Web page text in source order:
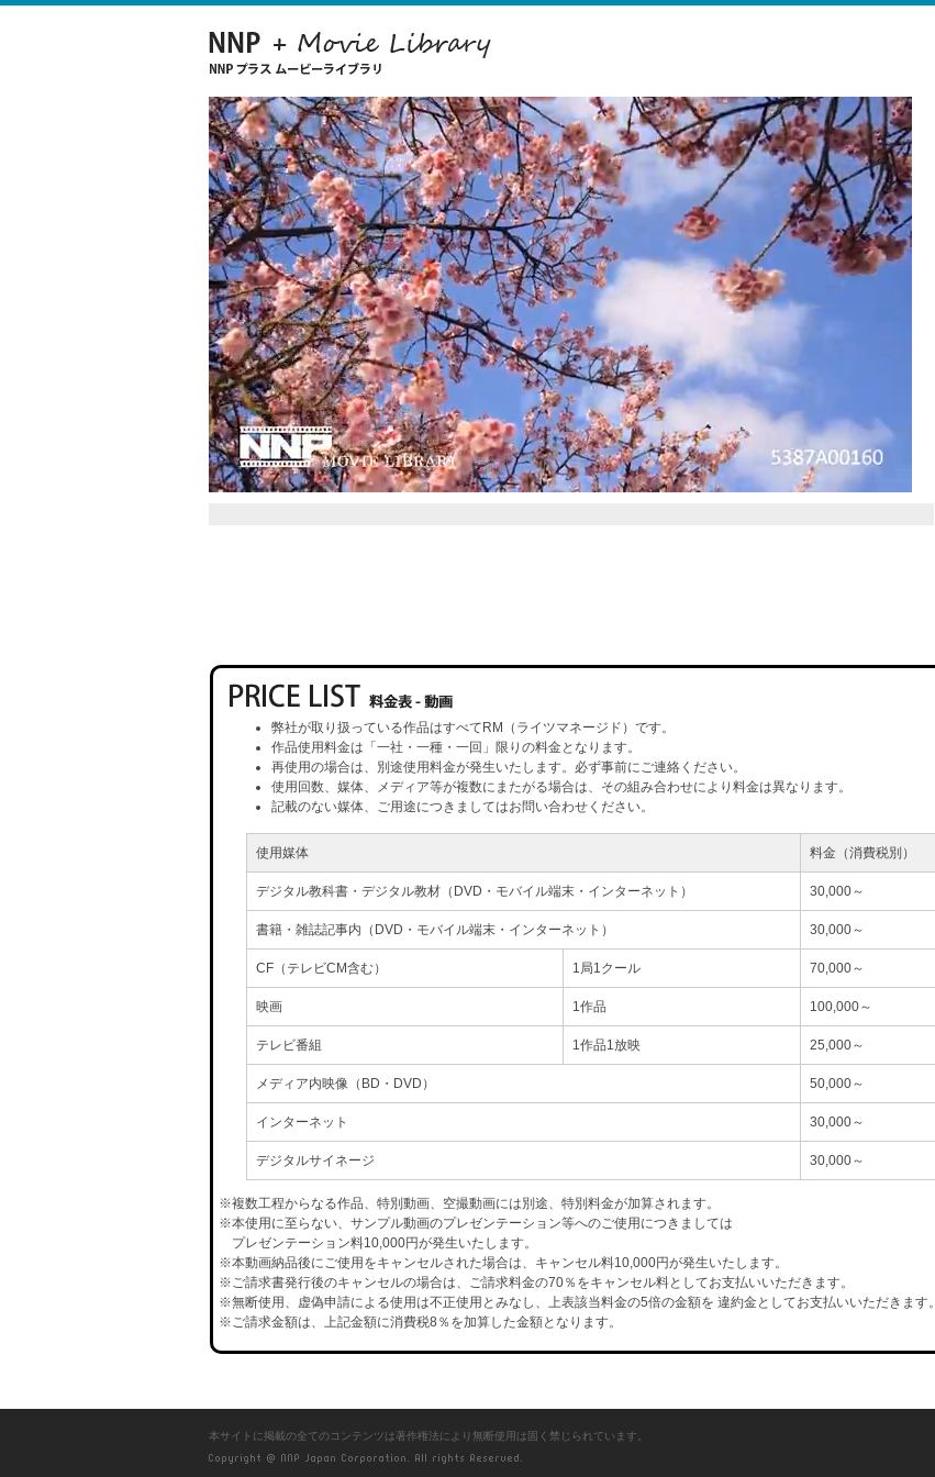
弊社が取り扱っている作品はすべてRM（ライツマネージド）です。
作品使用料金は「一社・一種・一回」限りの料金となります。
再使用の場合は、別途使用料金が発生いたします。必ず事前にご連絡ください。
使用回数、媒体、メディア等が複数にまたがる場合は、その組み合わせにより料金は異なります。
記載のない媒体、ご用途につきましてはお問い合わせください。
使用媒体 料金（消費税別）
デジタル教科書・デジタル教材（DVD・モバイル端末・インターネット） 30,000～
書籍・雑誌記事内（DVD・モバイル端末・インターネット） 30,000～
CF（テレビCM含む） 1局1クール 70,000～
映画 1作品 100,000～
テレビ番組 1作品1放映 25,000～
メディア内映像（BD・DVD） 50,000～
インターネット 30,000～
デジタルサイネージ 30,000～
※複数工程からなる作品、特別動画、空撮動画には別途、特別料金が加算されます。
※本使用に至らない、サンプル動画のプレゼンテーション等へのご使用につきましては
プレゼンテーション料10,000円が発生いたします。
※本動画納品後にご使用をキャンセルされた場合は、キャンセル料10,000円が発生いたします。
※ご請求書発行後のキャンセルの場合は、ご請求料金の70％をキャンセル料としてお支払いいただきます。
※無断使用、虚偽申請による使用は不正使用とみなし、上表該当料金の5倍の金額を 違約金としてお支払いいただきます。
※ご請求金額は、上記金額に消費税8％を加算した金額となります。
本サイトに掲載の全てのコンテンツは著作権法により無断使用は固く禁じられています。